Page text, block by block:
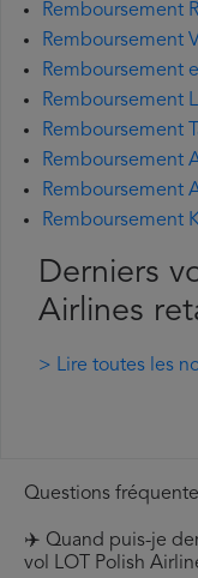
Remboursement
Remboursement
Remboursement
Remboursement
Remboursement
Remboursement
Remboursement
Remboursement
Derniers
Airlines
> Lire toutes les
Questions
✈️ Quand puis-je
vol LOT Polish